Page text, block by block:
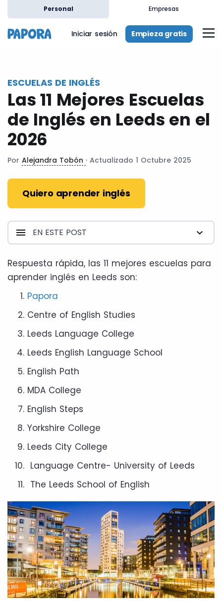
Personal Empresas
Iniciar sesión Empieza gratis
ESCUELAS DE INGLÉS
Las 11 Mejores Escuelas
de Inglés en Leeds en el
2026
Por Alejandra Tobón · Actualizado 1 Octubre 2025
Quiero aprender inglés
EN ESTE POST
Respuesta rápida, las 11 mejores escuelas para
aprender inglés en Leeds son:
Papora
Centre of English Studies
Leeds Language College
Leeds English Language School
English Path
MDA College
English Steps
Yorkshire College
Leeds City College
Language Centre- University of Leeds
The Leeds School of English